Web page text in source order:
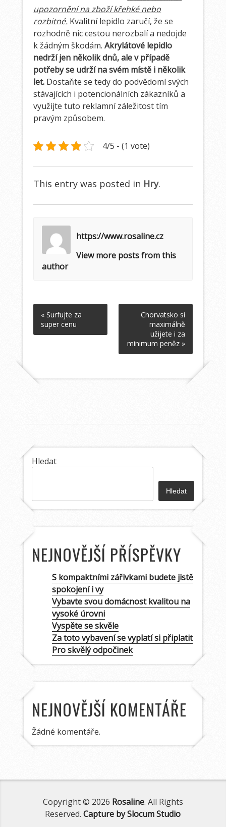
upozornění na zboží křehké nebo
rozbitné. Kvalitní lepidlo zaručí, že se
rozhodně nic cestou nerozbalí a nedojde
k žádným škodám.Akrylátové lepidlo
nedrží jen několik dnů, ale v případě
potřeby se udrží na svém místě i několik
let. Dostaňte se tedy do podvědomí svých
stávajících i potencionálních zákazníků a
využijte tuto reklamní záležitost tím
pravým způsobem.
4/5 - (1 vote)
This entry was posted in Hry.
https://www.rosaline.cz
View more posts from this
author
« Surfujte za
super cenu
Chorvatsko si
maximálně
užijete i za
minimum peněz »
Hledat
Hledat
NEJNOVĚJŠÍ PŘÍSPĚVKY
S kompaktními zářivkami budete jistě
spokojení i vy
Vybavte svou domácnost kvalitou na
vysoké úrovni
Vyspěte se skvěle
Za toto vybavení se vyplatí si připlatit
Pro skvělý odpočinek
NEJNOVĚJŠÍ KOMENTÁŘE
Žádné komentáře.
Copyright © 2026 Rosaline. All Rights
Reserved.Capture by Slocum Studio